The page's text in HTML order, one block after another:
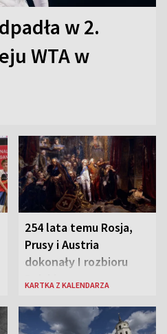
w 2.
WTA w
254 lata temu Rosja,
Prusy i Austria
dokonały I rozbioru
Polski
KARTKA Z KALENDARZA